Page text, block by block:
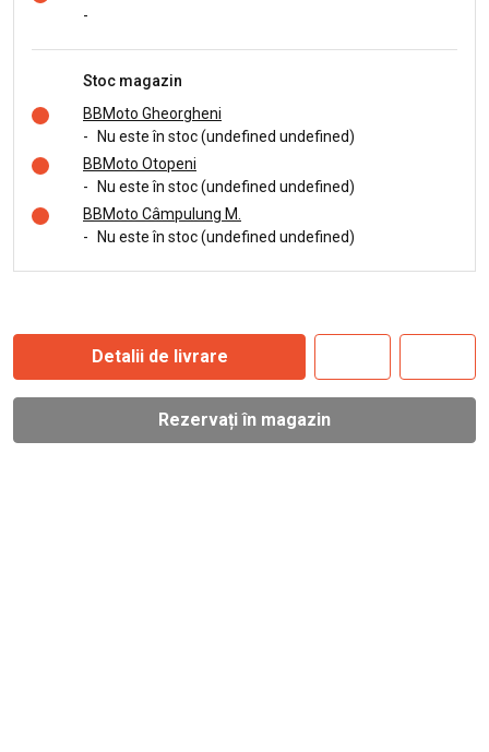
-
Stoc magazin
BBMoto Gheorgheni
-
Nu este în stoc (undefined undefined)
BBMoto Otopeni
-
Nu este în stoc (undefined undefined)
BBMoto Câmpulung M.
-
Nu este în stoc (undefined undefined)
Detalii de livrare
Rezervați în magazin